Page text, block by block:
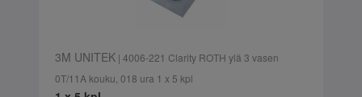
3M UNITEK| 4006-221 Clarity ROTH ylä 3 vasen
0T/11A kouku, 018 ura 1 x 5 kpl